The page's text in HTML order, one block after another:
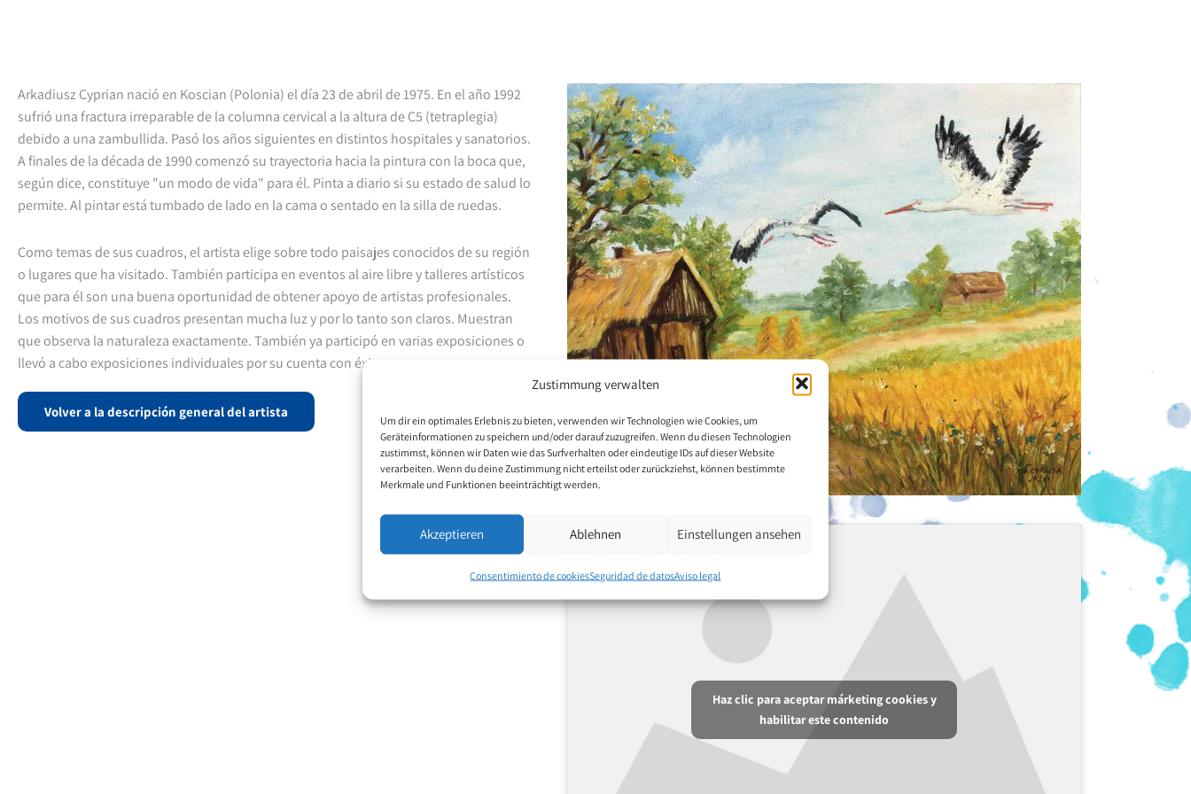
Zustimmung verwalten
Um dir ein optimales Erlebnis zu bieten, verwenden wir Technologien wie Cookies, um
Geräteinformationen zu speichern und/oder darauf zuzugreifen. Wenn du diesen Technologien
zustimmst, können wir Daten wie das Surfverhalten oder eindeutige IDs auf dieser Website
verarbeiten. Wenn du deine Zustimmung nicht erteilst oder zurückziehst, können bestimmte
Merkmale und Funktionen beeinträchtigt werden.
Akzeptieren Ablehnen Einstellungen ansehen
Consentimiento de cookiesSeguridad de datosAviso legal
Arkadiusz Cyprian nació en Koscian (Polonia) el día 23 de abril de 1975. En el año 1992
sufrió una fractura irreparable de la columna cervical a la altura de C5 (tetraplegia)
debido a una zambullida. Pasó los años siguientes en distintos hospitales y sanatorios.
A finales de la década de 1990 comenzó su trayectoria hacia la pintura con la boca que,
según dice, constituye "un modo de vida" para él. Pinta a diario si su estado de salud lo
permite. Al pintar está tumbado de lado en la cama o sentado en la silla de ruedas.
Como temas de sus cuadros, el artista elige sobre todo paisajes conocidos de su región
o lugares que ha visitado. También participa en eventos al aire libre y talleres artísticos
que para él son una buena oportunidad de obtener apoyo de artistas profesionales.
Los motivos de sus cuadros presentan mucha luz y por lo tanto son claros. Muestran
que observa la naturaleza exactamente. También ya participó en varias exposiciones o
llevó a cabo exposiciones individuales por su cuenta con éxito.
Volver a la descripción general del artista
Haz clic para aceptar márketing cookies y
habilitar este contenido